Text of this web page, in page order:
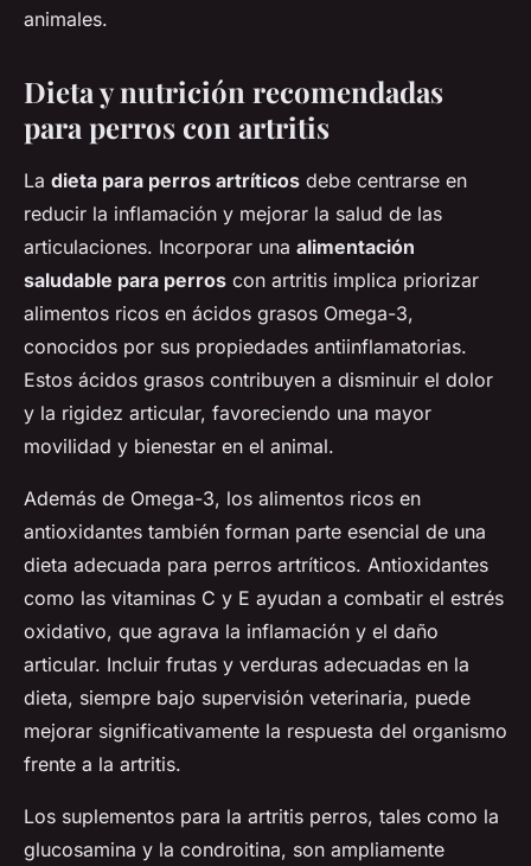
animales.
Dieta y nutrición recomendadas
para perros con artritis
La dieta para perros artríticos debe centrarse en
reducir la inflamación y mejorar la salud de las
articulaciones. Incorporar una alimentación
saludable para perros con artritis implica priorizar
alimentos ricos en ácidos grasos Omega-3,
conocidos por sus propiedades antiinflamatorias.
Estos ácidos grasos contribuyen a disminuir el dolor
y la rigidez articular, favoreciendo una mayor
movilidad y bienestar en el animal.
Además de Omega-3, los alimentos ricos en
antioxidantes también forman parte esencial de una
dieta adecuada para perros artríticos. Antioxidantes
como las vitaminas C y E ayudan a combatir el estrés
oxidativo, que agrava la inflamación y el daño
articular. Incluir frutas y verduras adecuadas en la
dieta, siempre bajo supervisión veterinaria, puede
mejorar significativamente la respuesta del organismo
frente a la artritis.
Los suplementos para la artritis perros, tales como la
glucosamina y la condroitina, son ampliamente